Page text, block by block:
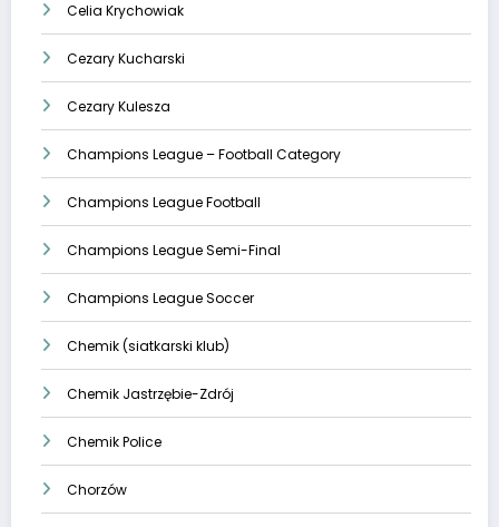
Celia Krychowiak
Cezary Kucharski
Cezary Kulesza
Champions League – Football Category
Champions League Football
Champions League Semi-Final
Champions League Soccer
Chemik (siatkarski klub)
Chemik Jastrzębie-Zdrój
Chemik Police
Chorzów